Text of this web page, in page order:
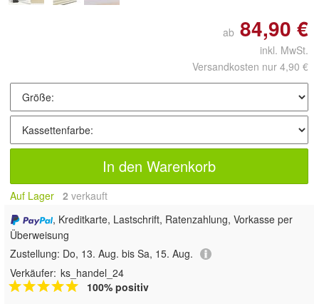
ab 84,90 €
inkl. MwSt.
Versandkosten nur 4,90 €
In den Warenkorb
Auf Lager 2 verkauft
, Kreditkarte, Lastschrift, Ratenzahlung, Vorkasse per
Überweisung
Zustellung: Do, 13. Aug. bis Sa, 15. Aug.
Verkäufer: ks_handel_24
100% positiv